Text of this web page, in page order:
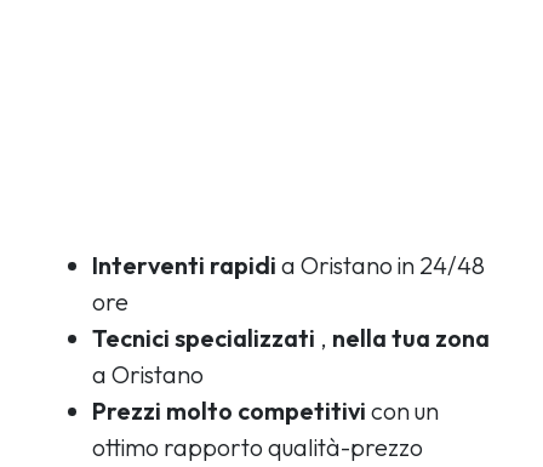
Interventi rapidi a Oristano in 24/48
ore
Tecnici specializzati , nella tua zona
a Oristano
Prezzi molto competitivi con un
ottimo rapporto qualità-prezzo